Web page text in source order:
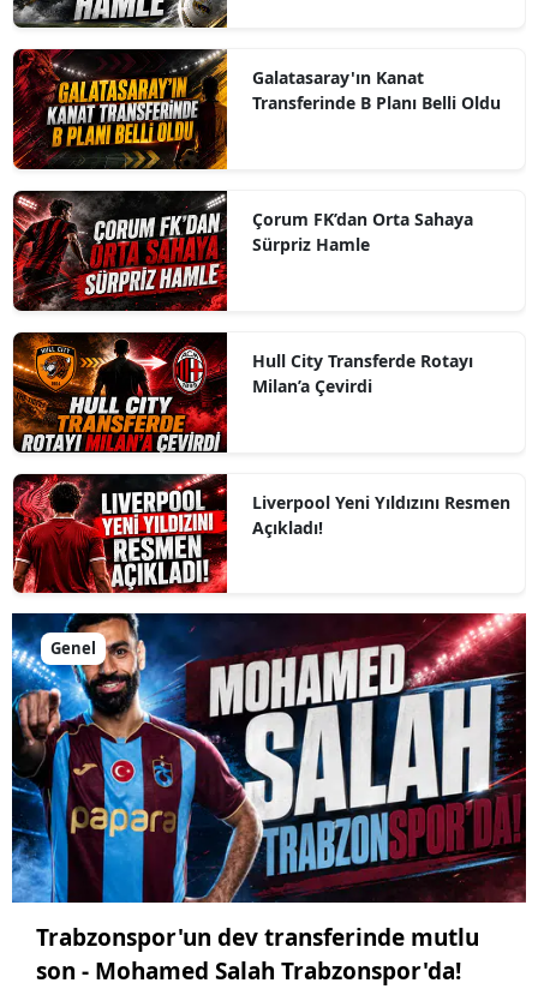
Galatasaray'ın Kanat
Transferinde B Planı Belli Oldu
Çorum FK’dan Orta Sahaya
Sürpriz Hamle
Hull City Transferde Rotayı
Milan’a Çevirdi
Liverpool Yeni Yıldızını Resmen
Açıkladı!
Genel
Trabzonspor'un dev transferinde mutlu
son - Mohamed Salah Trabzonspor'da!